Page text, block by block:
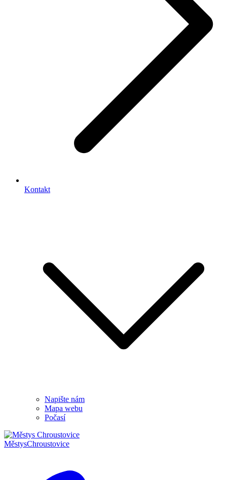
Kontakt
Napište nám
Mapa webu
Počasí
MěstysChroustovice